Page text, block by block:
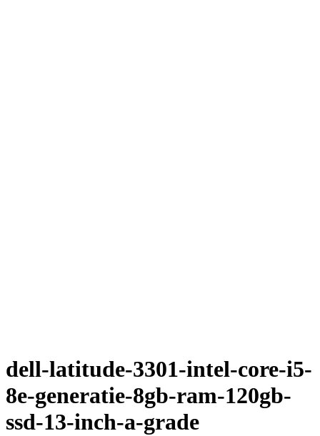
dell-latitude-3301-intel-core-i5-
8e-generatie-8gb-ram-120gb-
ssd-13-inch-a-grade